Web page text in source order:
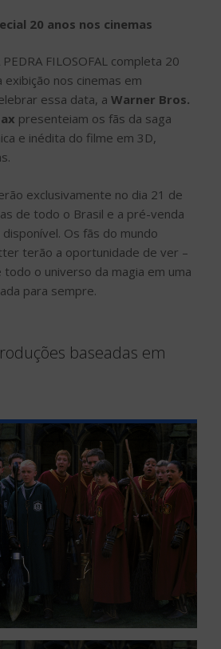
20 anos nos cinemas
FILOSOFAL completa 20
nos cinemas em
essa data, a Warner Bros.
presenteiam os fãs da saga
e inédita do filme em 3D,
exclusivamente no dia 21 de
de todo o Brasil e a pré-venda
Os fãs do mundo
terão a oportunidade de ver –
todo o universo da magia em uma
para sempre.
baseadas em